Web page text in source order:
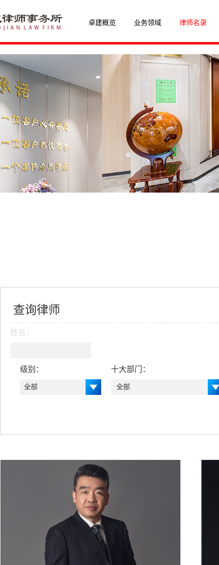
卓建概览 业务领域 律师名录
查询律师
姓名：
级别：
全部
十大部门：
全部
政府法律事务部
婚姻家事与财富传承法律事务部
涉外法律事务部